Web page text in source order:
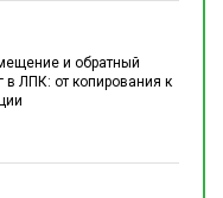
и обратный
в ЛПК: от копирования к